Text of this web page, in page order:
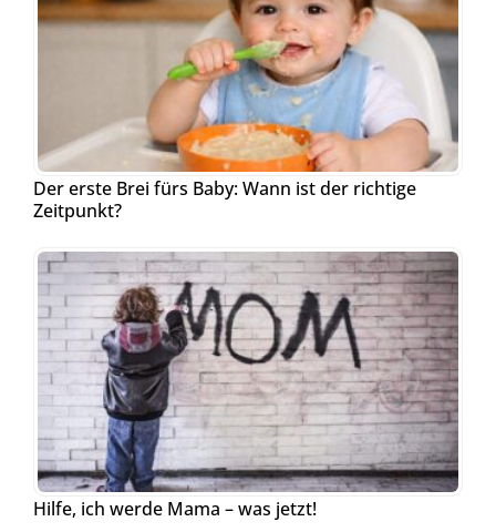
Der erste Brei fürs Baby: Wann ist der richtige
Zeitpunkt?
Hilfe, ich werde Mama – was jetzt!